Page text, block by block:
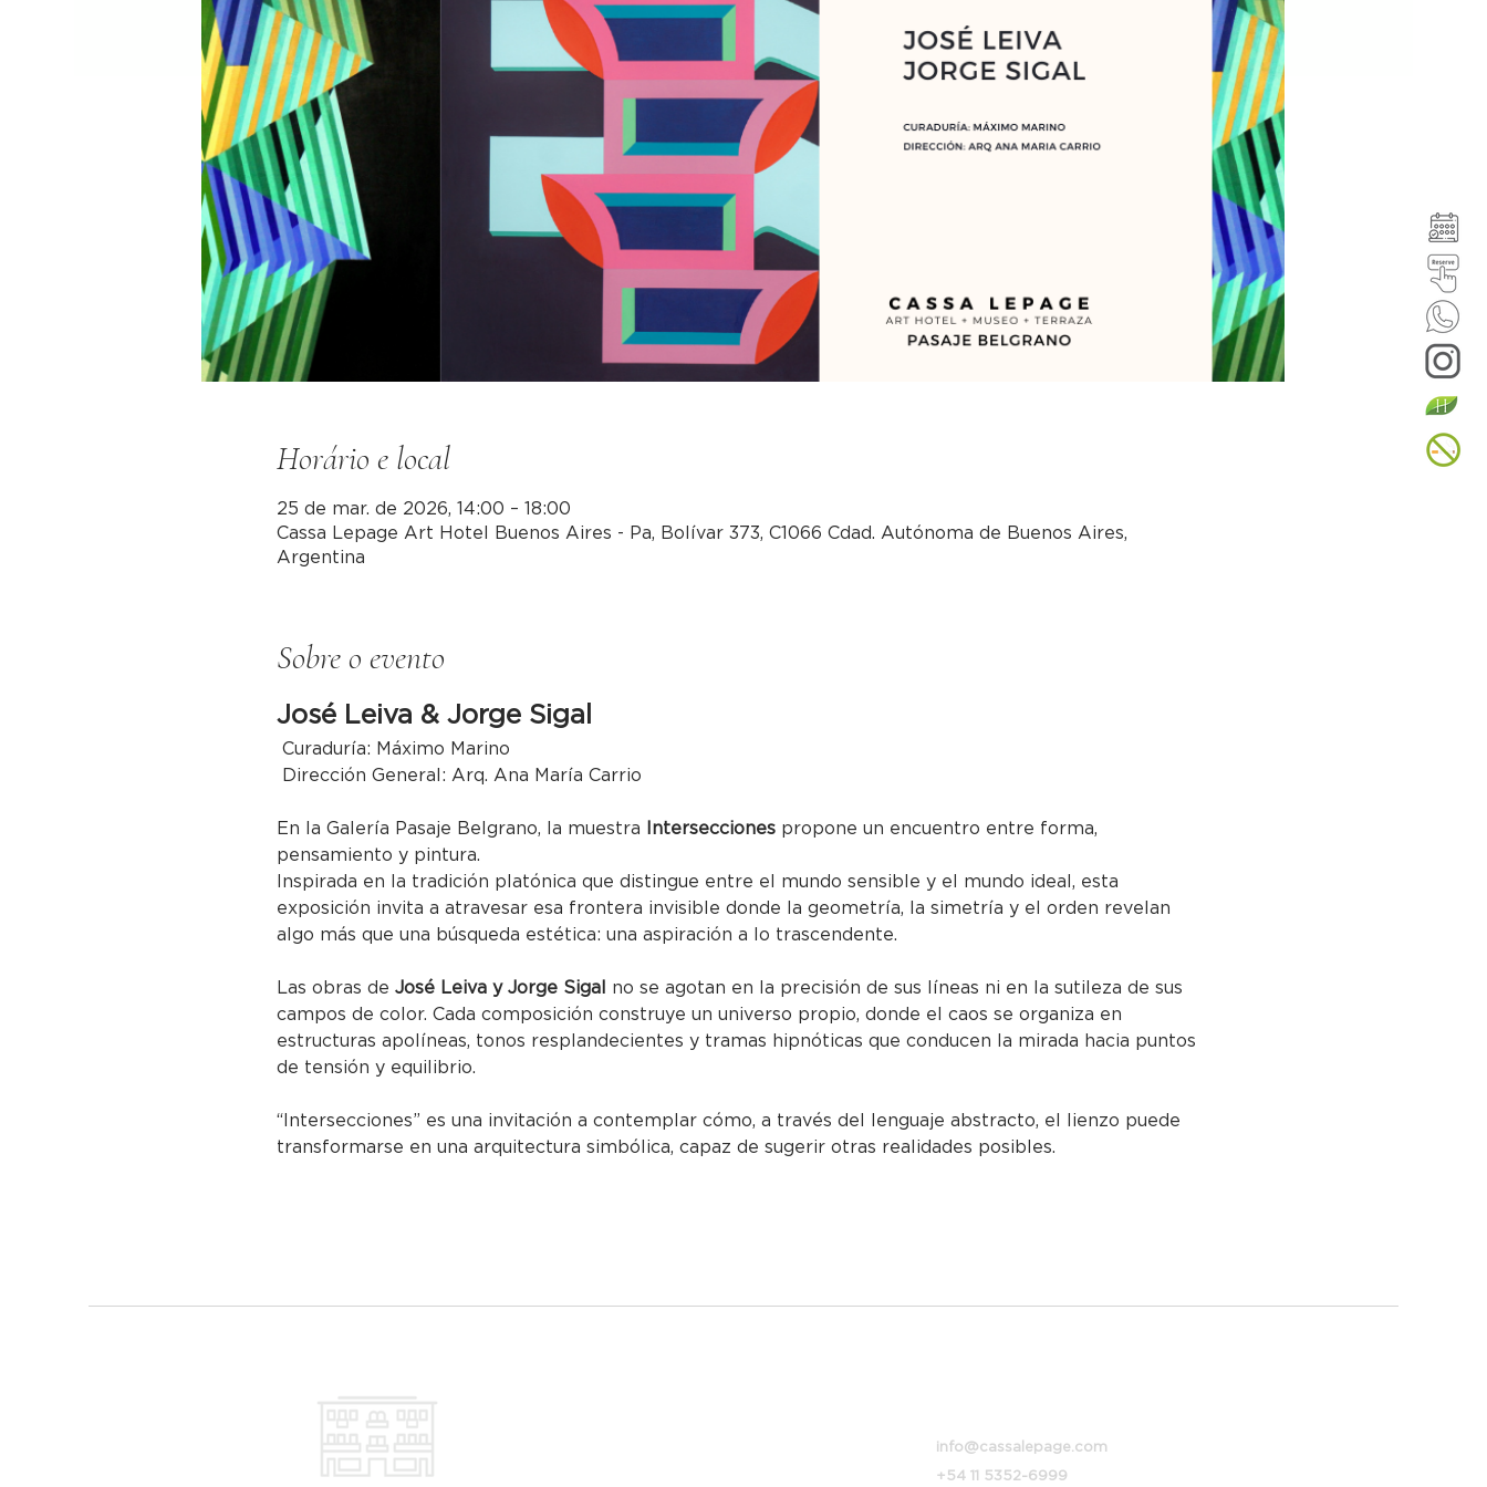
Horário e local
25 de mar. de 2026, 14:00 – 18:00
Cassa Lepage Art Hotel Buenos Aires - Pa, Bolívar 373, C1066 Cdad. Autónoma de Buenos Aires,
Argentina
Sobre o evento
José Leiva & Jorge Sigal
Curaduría: Máximo Marino
Dirección General: Arq. Ana María Carrio
En la Galería Pasaje Belgrano, la muestra Intersecciones propone un encuentro entre forma,
pensamiento y pintura.
Inspirada en la tradición platónica que distingue entre el mundo sensible y el mundo ideal, esta
exposición invita a atravesar esa frontera invisible donde la geometría, la simetría y el orden revelan
algo más que una búsqueda estética: una aspiración a lo trascendente.
Las obras de José Leiva y Jorge Sigal
no se agotan en la precisión de sus líneas ni en la sutileza de sus
campos de color. Cada composición construye un universo propio, donde el caos se organiza en
estructuras apolíneas, tonos resplandecientes y tramas hipnóticas que conducen la mirada hacia puntos
de tensión y equilibrio.
“Intersecciones” es una invitación a contemplar cómo, a través del lenguaje abstracto, el lienzo puede
transformarse en una arquitectura simbólica, capaz de sugerir otras realidades posibles.
info@cassalepage.com
+54 11 5352-6999